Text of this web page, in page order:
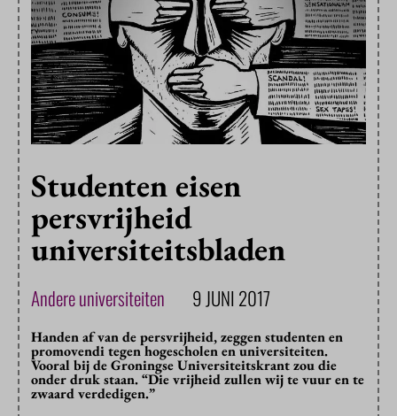
Studenten eisen
persvrijheid
universiteitsbladen
Andere universiteiten 9 JUNI 2017
Handen af van de persvrijheid, zeggen studenten en
promovendi tegen hogescholen en universiteiten.
Vooral bij de Groningse Universiteitskrant zou die
onder druk staan. “Die vrijheid zullen wij te vuur en te
zwaard verdedigen.”